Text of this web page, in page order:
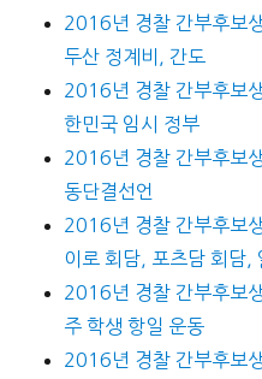
2016년 경찰 간부후보
두산 정계비, 간도
2016년 경찰 간부후보
한민국 임시 정부
2016년 경찰 간부후보
동단결선언
2016년 경찰 간부후보
이로 회담, 포츠담 회담,
2016년 경찰 간부후보
주 학생 항일 운동
2016년 경찰 간부후보